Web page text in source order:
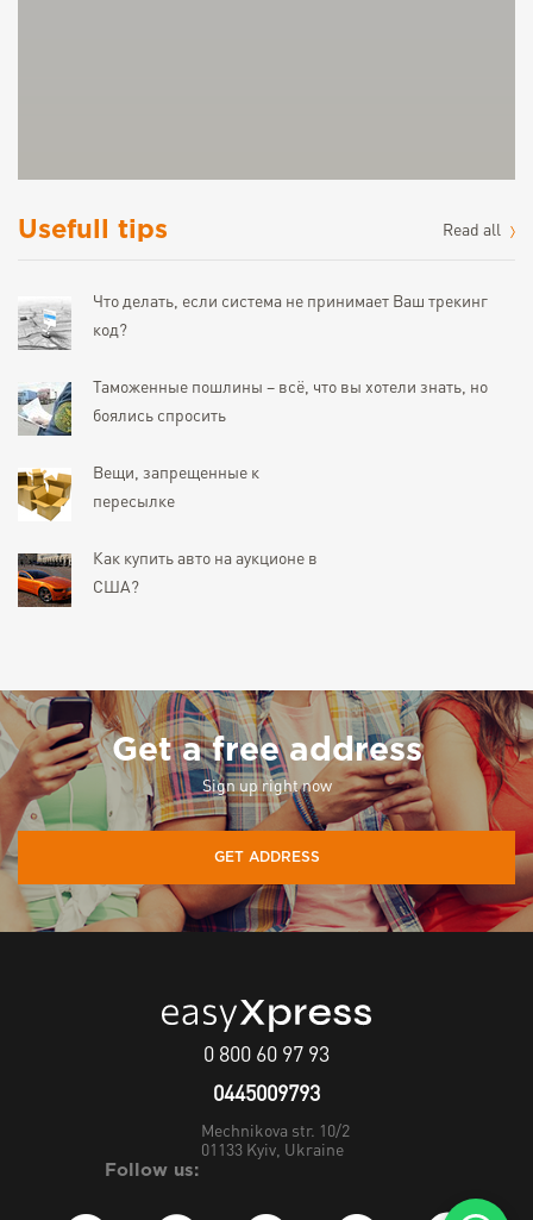
Usefull tips Read all
Что делать, если система не принимает Ваш трекинг
код?
Таможенные пошлины – всё, что вы хотели знать, но
боялись спросить
Вещи, запрещенные к
пересылке
Как купить авто на аукционе в
США?
Get a free address
Sign up right now
GET ADDRESS
0 800 60 97 93
0445009793
Mechnikova str. 10/2
01133 Kyiv, Ukraine
Follow us: